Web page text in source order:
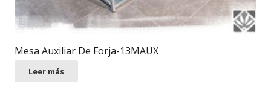
Mesa Auxiliar De Forja-13MAUX
Leer más